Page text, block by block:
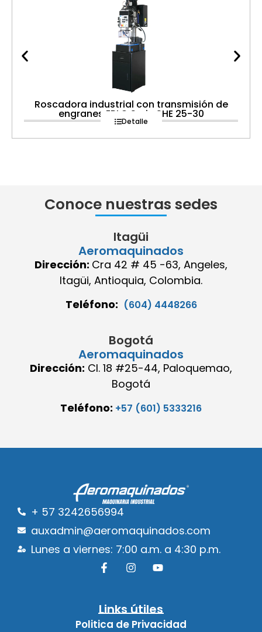
Roscadora industrial con transmisión de
engranes ERLO Serie SHE 25-30
Detalle
Conoce nuestras sedes
Itagüi
Aeromaquinados
Dirección: Cra 42 # 45 -63, Angeles,
Itagüi, Antioquia, Colombia.
Teléfono: (604) 4448266
Bogotá
Aeromaquinados
Dirección: Cl. 18 #25-44, Paloquemao,
Bogotá
Teléfono: +57 (601) 5333216
+ 57 3242656994
auxadmin@aeromaquinados.com
Lunes a viernes: 7:00 a.m. a 4:30 p.m.
Links útiles
Politica de Privacidad